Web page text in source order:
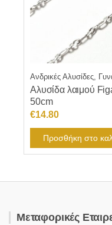
Ανδρικές Αλυσίδες,
Αλυσίδα λαιμού
50cm
€14.80
Προσθήκη στο
Μεταφορικές